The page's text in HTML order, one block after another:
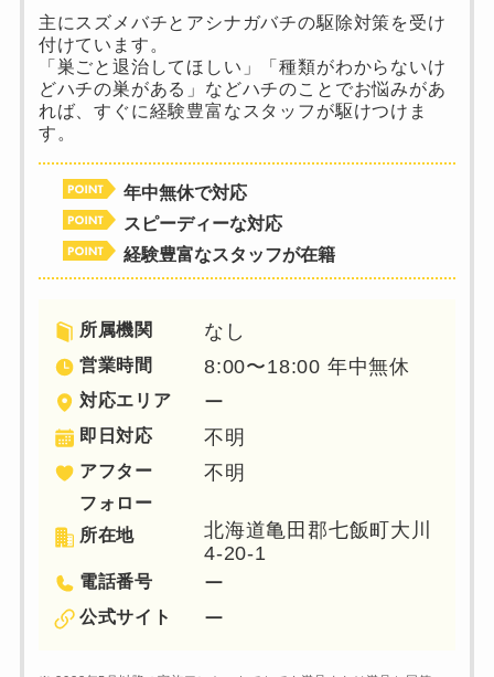
主にスズメバチとアシナガバチの駆除対策を受け
付けています。
「巣ごと退治してほしい」「種類がわからないけ
どハチの巣がある」などハチのことでお悩みがあ
れば、すぐに経験豊富なスタッフが駆けつけま
す。
年中無休で対応
スピーディーな対応
経験豊富なスタッフが在籍
所属機関 なし
営業時間 8:00〜18:00 年中無休
対応エリア ー
即日対応 不明
アフター
フォロー
不明
所在地
北海道亀田郡七飯町大川
4-20-1
電話番号 ー
公式サイト ー